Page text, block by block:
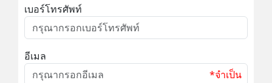
เบอร์โทรศัพท์
อีเมล
*จำเป็น